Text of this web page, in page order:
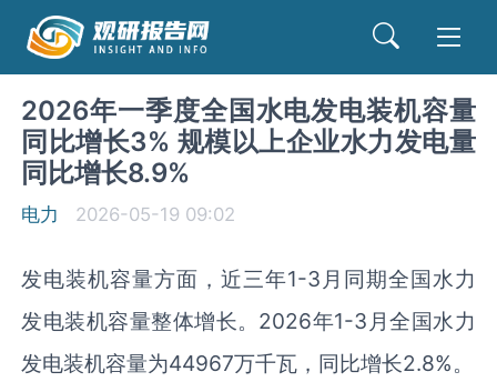
2026年一季度全国水电发电装机容量
同比增长3% 规模以上企业水力发电量
同比增长8.9%
电力 2026-05-19 09:02
发电装机容量方面，近三年1-3月同期全国水力
发电装机容量整体增长。2026年1-3月全国水力
发电装机容量为44967万千瓦，同比增长2.8%。